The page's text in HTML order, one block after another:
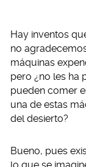
Hay inventos
no
máquinas
pero ¿no les ha
pueden comer
una de estas
del desierto?
Bueno, pues